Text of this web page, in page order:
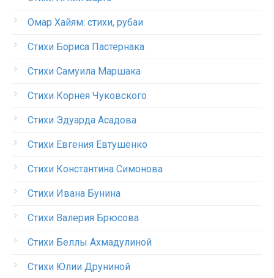
Омар Хайям: стихи, рубаи
Стихи Бориса Пастернака
Стихи Самуила Маршака
Стихи Корнея Чуковского
Стихи Эдуарда Асадова
Стихи Евгения Евтушенко
Стихи Константина Симонова
Стихи Ивана Бунина
Стихи Валерия Брюсова
Стихи Беллы Ахмадулиной
Стихи Юлии Друниной